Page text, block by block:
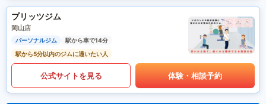
プリッツジム
岡山店
パーソナルジム
駅から車で14分
駅から5分以内のジムに通いたい人
公式サイトを見る 体験・相談予約